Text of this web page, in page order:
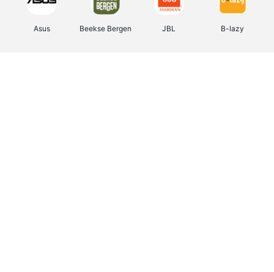
Asus Beekse Bergen JBL B-lazy